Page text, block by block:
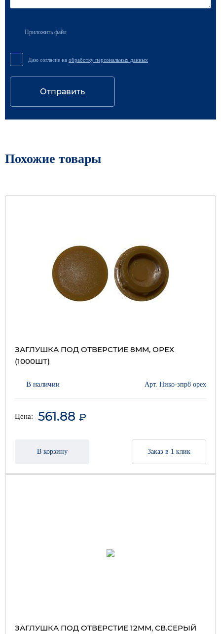
Приложить файл
Даю согласие на обработку персональных данных
Отправить
Похожие товары
ЗАГЛУШКА ПОД ОТВЕРСТИЕ 8ММ, ОРЕХ
(1000ШТ)
В наличии Арт. Нико-зпр8 орех
Цена: 561.88 ₽
В корзину Заказ в 1 клик
ЗАГЛУШКА ПОД ОТВЕРСТИЕ 12ММ, СВ.СЕРЫЙ